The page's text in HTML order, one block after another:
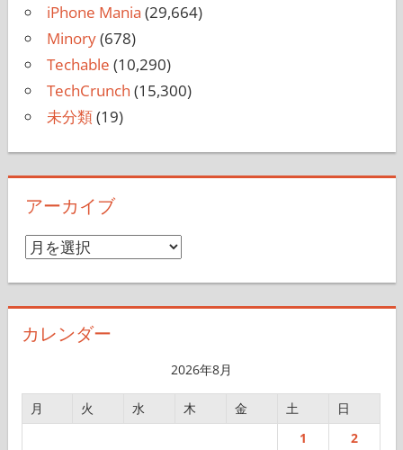
iPhone Mania (29,664)
Minory(678)
Techable (10,290)
TechCrunch (15,300)
未分類(19)
アーカイブ
ア
イ
カレンダー
2026年8月
月 火 水 木 金 土
日
1
2